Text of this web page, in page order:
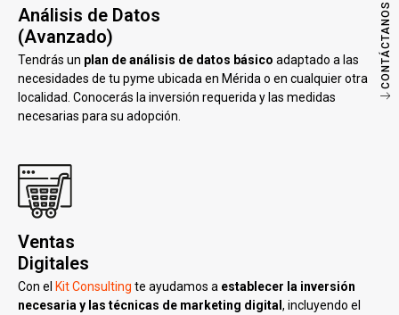
CONTÁCTANOS
Análisis de Datos
(Avanzado)
Tendrás un plan de análisis de datos básico adaptado a las
necesidades de tu pyme ubicada en Mérida o en cualquier otra
localidad. Conocerás la inversión requerida y las medidas
necesarias para su adopción.
Ventas
Digitales
Con el Kit Consulting te ayudamos a establecer la inversión
necesaria y las técnicas de marketing digital , incluyendo el